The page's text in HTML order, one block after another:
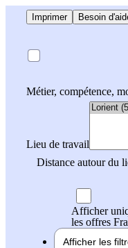
Imprimer Besoin
Métier, compétence,
Lieu de travail
Distance autour du
Afficher
les offres
Afficher les